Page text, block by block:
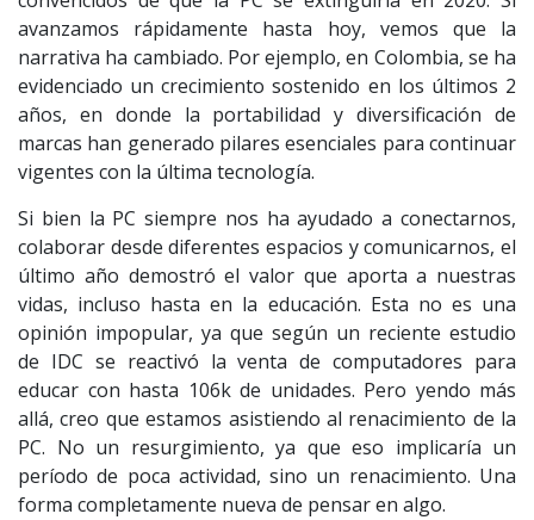
avanzamos rápidamente hasta hoy, vemos que la
narrativa ha cambiado. Por ejemplo, en Colombia, se ha
evidenciado un crecimiento sostenido en los últimos 2
años, en donde la portabilidad y diversificación de
marcas han generado pilares esenciales para continuar
vigentes con la última tecnología.
Si bien la PC siempre nos ha ayudado a conectarnos,
colaborar desde diferentes espacios y comunicarnos, el
último año demostró el valor que aporta a nuestras
vidas, incluso hasta en la educación. Esta no es una
opinión impopular, ya que según un reciente estudio
de IDC se reactivó la venta de computadores para
educar con hasta 106k de unidades. Pero yendo más
allá, creo que estamos asistiendo al renacimiento de la
PC. No un resurgimiento, ya que eso implicaría un
período de poca actividad, sino un renacimiento. Una
forma completamente nueva de pensar en algo.